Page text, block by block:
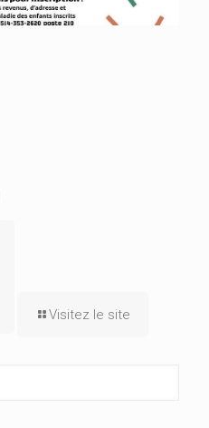
Visitez le site